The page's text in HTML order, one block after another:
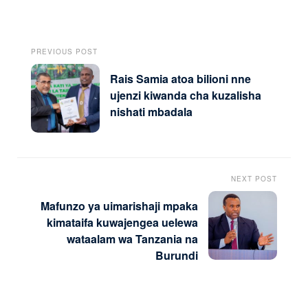
PREVIOUS POST
Rais Samia atoa bilioni nne
ujenzi kiwanda cha kuzalisha
nishati mbadala
NEXT POST
Mafunzo ya uimarishaji mpaka
kimataifa kuwajengea uelewa
wataalam wa Tanzania na
Burundi